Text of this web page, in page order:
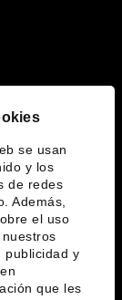
se usan
y los
de redes
Además,
el uso
publicidad y
que les